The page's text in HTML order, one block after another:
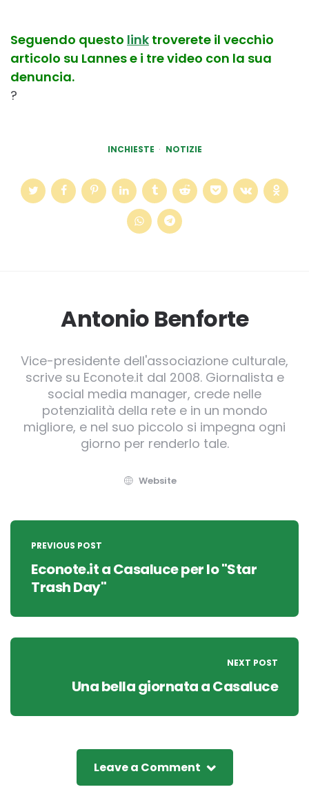
Seguendo questo link troverete il vecchio
articolo su Lannes e i tre video con la sua
denuncia.
?
INCHIESTE NOTIZIE
Antonio Benforte
Vice-presidente dell'associazione culturale,
scrive su Econote.it dal 2008. Giornalista e
social media manager, crede nelle
potenzialità della rete e in un mondo
migliore, e nel suo piccolo si impegna ogni
giorno per renderlo tale.
Website
Post
navigation
PREVIOUS POST
Econote.it a Casaluce per lo "Star
Trash Day"
NEXT POST
Una bella giornata a Casaluce
Leave a Comment